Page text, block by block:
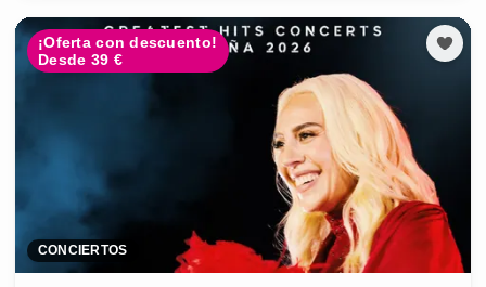
¡Oferta con descuento!
Desde 39 €
CONCIERTOS